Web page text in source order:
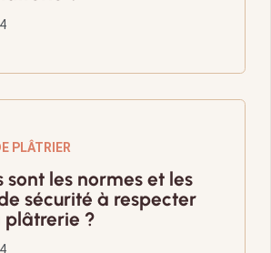
PLÂTRIER
sont les normes et les
sécurité à respecter
plâtrerie ?